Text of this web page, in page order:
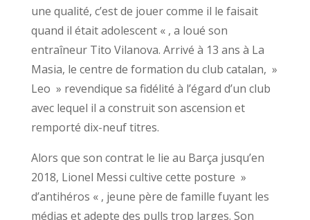
une qualité, c’est de jouer comme il le faisait
quand il était adolescent « , a loué son
entraîneur Tito Vilanova. Arrivé à 13 ans à La
Masia, le centre de formation du club catalan, »
Leo » revendique sa fidélité à l’égard d’un club
avec lequel il a construit son ascension et
remporté dix-neuf titres.
Alors que son contrat le lie au Barça jusqu’en
2018, Lionel Messi cultive cette posture »
d’antihéros « , jeune père de famille fuyant les
médias et adepte des pulls trop larges. Son